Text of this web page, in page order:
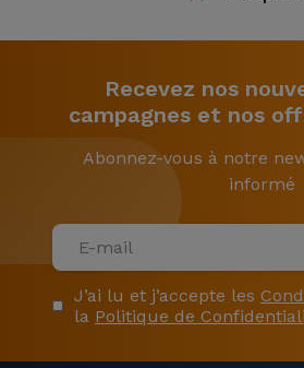
Recevez nos
campagnes et nos
Abonnez-vous à notre
informé
J’ai lu et j’accepte les
la Politique de